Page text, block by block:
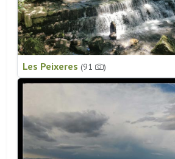
Les Peixeres (91 )